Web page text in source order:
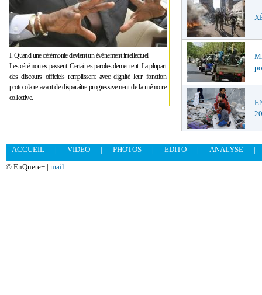
I. Quand une cérémonie devient un événement intellectuel
Les cérémonies passent. Certaines paroles demeurent. La plupart
des discours officiels remplissent avec dignité leur fonction
protocolaire avant de disparaître progressivement de la mémoire
collective.
ACCUEIL | VIDEO | PHOTOS | EDITO | ANALYSE
|
© EnQuete+ | mail